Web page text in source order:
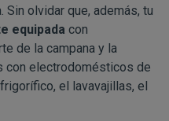
Sin olvidar que, además, tu
equipada con
de la campana y la
con electrodomésticos de
el lavavajillas, el